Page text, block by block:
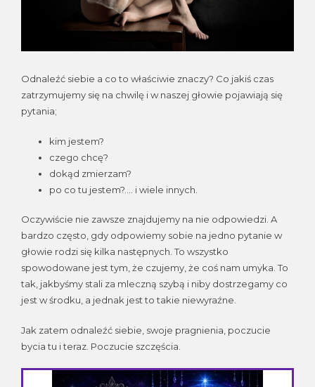
Odnaleźć siebie a co to właściwie znaczy? Co jakiś czas
zatrzymujemy się na chwilę i w naszej głowie pojawiają się
pytania;
kim jestem?
czego chcę?
dokąd zmierzam?
po co tu jestem?…. i wiele innych.
Oczywiście nie zawsze znajdujemy na nie odpowiedzi. A
bardzo często, gdy odpowiemy sobie na jedno pytanie w
głowie rodzi się kilka następnych. To wszystko
spowodowane jest tym, że czujemy, że coś nam umyka. To
tak, jakbyśmy stali za mleczną szybą i niby dostrzegamy co
jest w środku, a jednak jest to takie niewyraźne.
Jak zatem odnaleźć siebie, swoje pragnienia, poczucie
bycia tu i teraz. Poczucie szczęścia.